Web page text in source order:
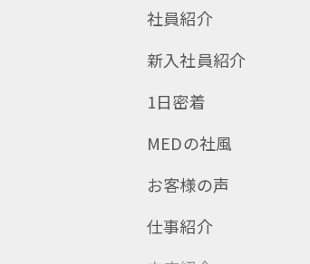
社員紹介
新入社員紹介
1日密着
MEDの社風
お客様の声
仕事紹介